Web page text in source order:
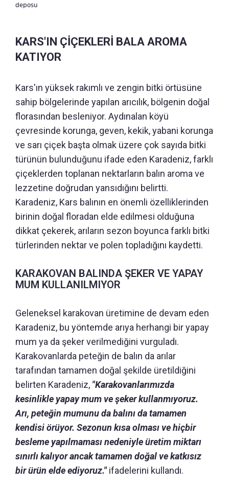
deposu
KARS'IN ÇİÇEKLERİ BALA AROMA
KATIYOR
Kars'ın yüksek rakımlı ve zengin bitki örtüsüne
sahip bölgelerinde yapılan arıcılık, bölgenin doğal
florasından besleniyor. Aydınalan köyü
çevresinde korunga, geven, kekik, yabani korunga
ve sarı çiçek başta olmak üzere çok sayıda bitki
türünün bulunduğunu ifade eden Karadeniz, farklı
çiçeklerden toplanan nektarların balın aroma ve
lezzetine doğrudan yansıdığını belirtti.
Karadeniz, Kars balının en önemli özelliklerinden
birinin doğal floradan elde edilmesi olduğuna
dikkat çekerek, arıların sezon boyunca farklı bitki
türlerinden nektar ve polen topladığını kaydetti.
KARAKOVAN BALINDA ŞEKER VE YAPAY
MUM KULLANILMIYOR
Geleneksel karakovan üretimine de devam eden
Karadeniz, bu yöntemde arıya herhangi bir yapay
mum ya da şeker verilmediğini vurguladı.
Karakovanlarda peteğin de balın da arılar
tarafından tamamen doğal şekilde üretildiğini
belirten Karadeniz, "Karakovanlarımızda
kesinlikle yapay mum ve şeker kullanmıyoruz.
Arı, peteğin mumunu da balını da tamamen
kendisi örüyor. Sezonun kısa olması ve hiçbir
besleme yapılmaması nedeniyle üretim miktarı
sınırlı kalıyor ancak tamamen doğal ve katkısız
bir ürün elde ediyoruz."ifadelerini kullandı.